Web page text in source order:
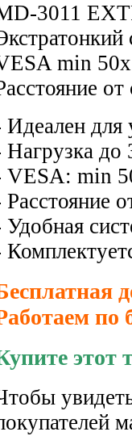
3011
min
Идеален для
Нагрузка до
VESA: min
Расстояние
Удобная
по
этот